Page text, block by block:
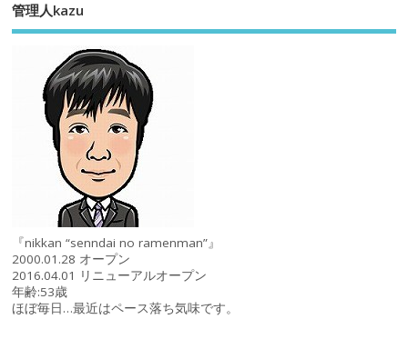
管理人kazu
『nikkan “senndai no ramenman”』
2000.01.28 オープン
2016.04.01 リニューアルオープン
年齢:53歳
ほぼ毎日…最近はペース落ち気味です。